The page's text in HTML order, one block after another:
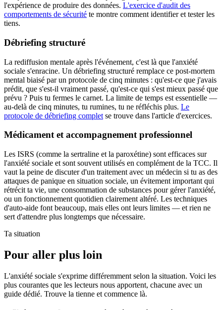
l'expérience de produire des données. L'exercice d'audit des
comportements de sécurité te montre comment identifier et tester les
tiens.
Débriefing structuré
La rediffusion mentale après l'événement, c'est là que l'anxiété
sociale s'enracine. Un débriefing structuré remplace ce post-mortem
mental biaisé par un protocole de cinq minutes : qu'est-ce que j'avais
prédit, que s'est-il vraiment passé, qu'est-ce qui s'est mieux passé que
prévu ? Puis tu fermes le carnet. La limite de temps est essentielle —
au-delà de cinq minutes, tu rumines, tu ne réfléchis plus. Le
protocole de débriefing complet se trouve dans l'article d'exercices.
Médicament et accompagnement professionnel
Les ISRS (comme la sertraline et la paroxétine) sont efficaces sur
l'anxiété sociale et sont souvent utilisés en complément de la TCC. Il
vaut la peine de discuter d'un traitement avec un médecin si tu as des
attaques de panique en situation sociale, un évitement important qui
rétrécit ta vie, une consommation de substances pour gérer l'anxiété,
ou un fonctionnement quotidien clairement altéré. Les techniques
d'auto-aide font beaucoup, mais elles ont leurs limites — et rien ne
sert d'attendre plus longtemps que nécessaire.
Ta situation
Pour aller plus loin
L'anxiété sociale s'exprime différemment selon la situation. Voici les
plus courantes que les lecteurs nous apportent, chacune avec un
guide dédié. Trouve la tienne et commence là.